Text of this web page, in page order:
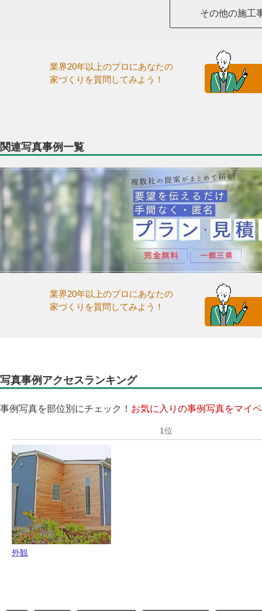
その他の施工
業界20年以上のプロにあなたの
家づくりを質問してみよう！
関連写真事例一覧
業界20年以上のプロにあなたの
家づくりを質問してみよう！
写真事例アクセスランキング
事例写真を部位別にチェック！ お気に入りの事例写真をマイ
外観